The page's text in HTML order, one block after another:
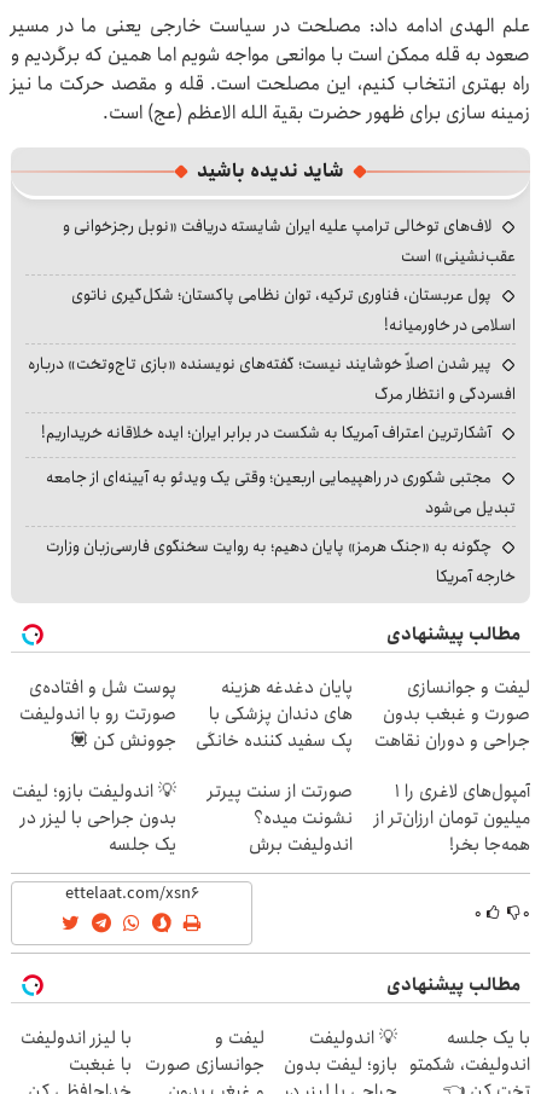
علم الهدی ادامه داد: مصلحت در سیاست خارجی یعنی ما در مسیر
صعود به قله ممکن است با موانعی مواجه شویم اما همین که برگردیم و
راه بهتری انتخاب کنیم، این مصلحت است. قله و مقصد حرکت ما نیز
زمینه سازی برای ظهور حضرت بقیة الله الاعظم (عج) است.
شاید ندیده باشید
لاف‌های توخالی ترامپ علیه ایران شایسته دریافت «نوبل رجزخوانی و
عقب‌نشینی» است
پول عربستان، فناوری ترکیه، توان نظامی پاکستان؛ شکل‌گیری ناتوی
اسلامی در خاورمیانه!
پیر شدن اصلاً خوشایند نیست؛ گفته‌های نویسنده «بازی تاج‌وتخت» درباره
افسردگی و انتظار مرگ
آشکارترین اعتراف آمریکا به شکست در برابر ایران؛ ایده خلاقانه خریداریم!
مجتبی شکوری در راهپیمایی اربعین؛ وقتی یک ویدئو به آیینه‌ای از جامعه
تبدیل می‌شود
چگونه به «جنگ هرمز» پایان دهیم؛ به روایت سخنگوی فارسی‌زبان وزارت
خارجه آمریکا
مطالب پیشنهادی
لیفت و جوانسازی
صورت و غبغب بدون
جراحی و دوران نقاهت
پایان دغدغه هزینه
های دندان پزشکی با
پک سفید کننده خانگی
پوست شل و افتاده‌ی
صورتت رو با اندولیفت
جوونش کن 💟
آمپول‌های لاغری را ۱
میلیون تومان ارزان‌تر از
همه‌جا بخر!
صورتت از سنت پیرتر
نشونت میده؟
اندولیفت برش
می‌گردونه 🔰
💡 اندولیفت بازو؛ لیفت
بدون جراحی با لیزر در
یک جلسه
۰ ۰
مطالب پیشنهادی
با یک جلسه
اندولیفت، شکمتو
💡 اندولیفت
بازو؛ لیفت بدون
لیفت و
جوانسازی صورت
با لیزر اندولیفت
با غبغبت